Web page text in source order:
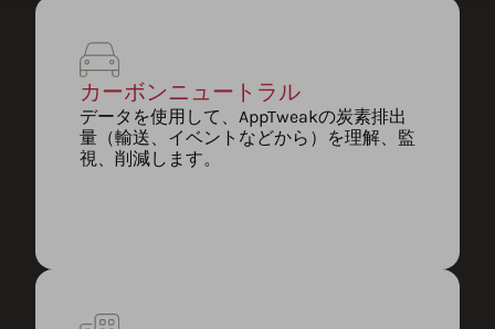
カーボンニュートラル
データを使用して、AppTweakの炭素排出
量（輸送、イベントなどから）を理解、監
視、削減します。